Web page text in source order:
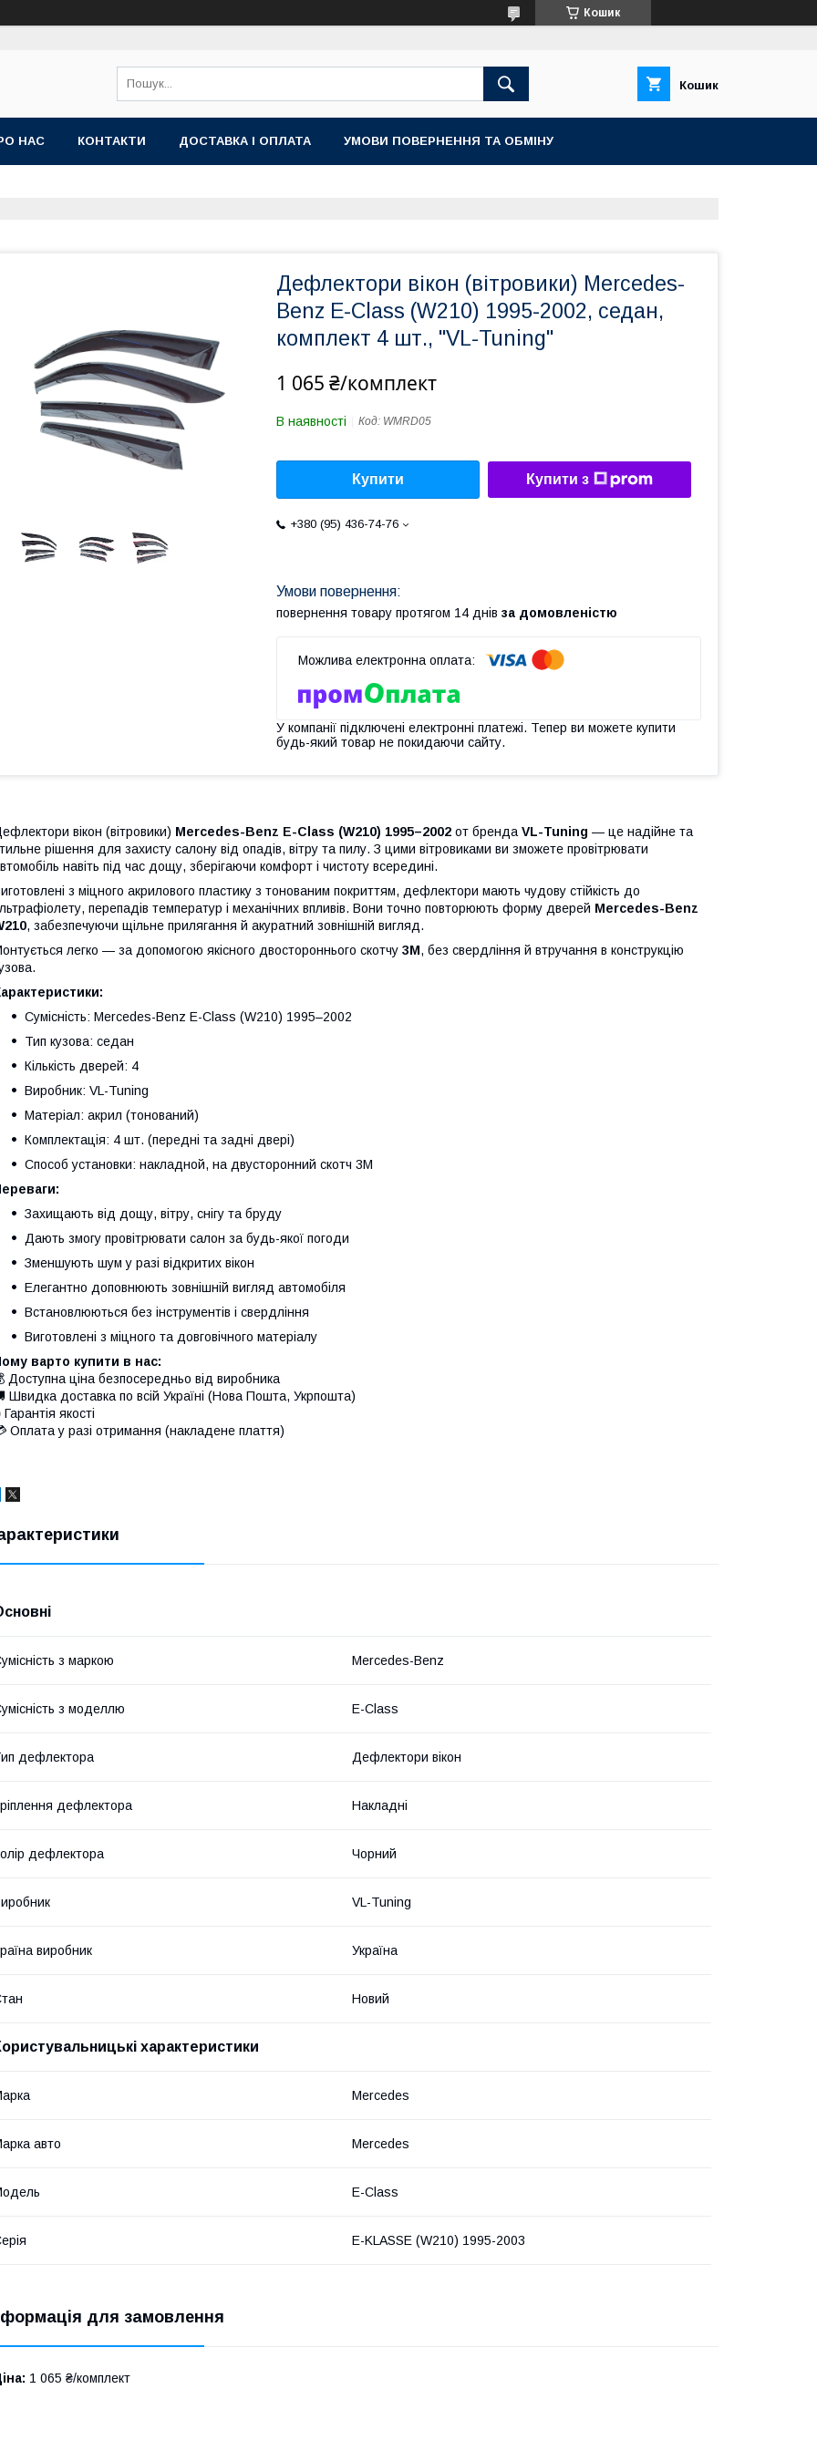
Кошик
Кошик
НАС КОНТАКТИ ДОСТАВКА І ОПЛАТА УМОВИ ПОВЕРНЕННЯ ТА ОБМІНУ
Дефлектори вікон (вітровики) Mercedes-
Benz E-Class (W210) 1995-2002, седан,
комплект 4 шт., "VL-Tuning"
1 065 ₴/комплект
В наявності Код: WMRD05
Купити Купити з
+380 (95) 436-74-76
повернення товару протягом 14 днів за домовленістю
У компанії підключені електронні платежі. Тепер ви можете купити
будь-який товар не покидаючи сайту.
вікон (вітровики) Mercedes-Benz E-Class (W210) 1995–2002 от бренда VL-Tuning — це надійне та
рішення для захисту салону від опадів, вітру та пилу. З цими вітровиками ви зможете провітрювати
навіть під час дощу, зберігаючи комфорт і чистоту всередині.
з міцного акрилового пластику з тонованим покриттям, дефлектори мають чудову стійкість до
перепадів температур і механічних впливів. Вони точно повторюють форму дверей Mercedes-Benz
, забезпечуючи щільне прилягання й акуратний зовнішній вигляд.
легко — за допомогою якісного двостороннього скотчу 3M, без свердління й втручання в конструкцію
Сумісність: Mercedes-Benz E-Class (W210) 1995–2002
Тип кузова: седан
Кількість дверей: 4
Виробник: VL-Tuning
Матеріал: акрил (тонований)
Комплектація: 4 шт. (передні та задні двері)
Способ установки: накладной, на двусторонний скотч 3M
Захищають від дощу, вітру, снігу та бруду
Дають змогу провітрювати салон за будь-якої погоди
Зменшують шум у разі відкритих вікон
Елегантно доповнюють зовнішній вигляд автомобіля
Встановлюються без інструментів і свердління
Виготовлені з міцного та довговічного матеріалу
варто купити в нас:
Доступна ціна безпосередньо від виробника
Швидка доставка по всій Україні (Нова Пошта, Укрпошта)
Гарантія якості
Оплата у разі отримання (накладене плаття)
з маркою Mercedes-Benz
з моделлю E-Class
дефлектора Дефлектори вікон
дефлектора Накладні
дефлектора Чорний
VL-Tuning
виробник Україна
Новий
характеристики
Mercedes
авто Mercedes
E-Class
E-KLASSE (W210) 1995-2003
для замовлення
1 065 ₴/комплект